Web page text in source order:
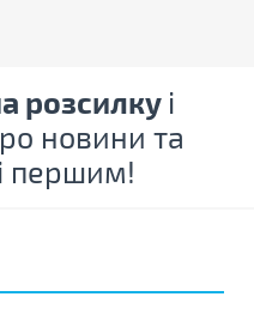
розсилку і
новини та
першим!